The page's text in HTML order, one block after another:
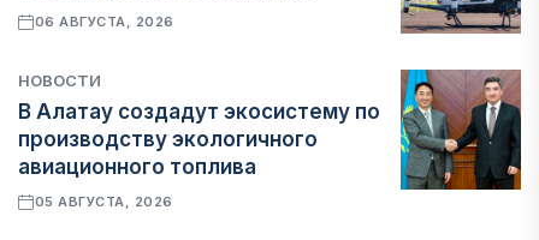
06 АВГУСТА, 2026
НОВОСТИ
В Алатау создадут экосистему по
производству экологичного
авиационного топлива
05 АВГУСТА, 2026